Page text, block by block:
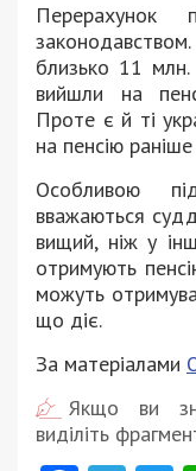
Перерахунок
близько 11 млн.
вийшли на
Проте є й ті
на пенсію раніше
Особливою
вважаються
вищий, ніж у
отримують
можуть
що діє.
За матеріалами
Якщо ви
виділіть